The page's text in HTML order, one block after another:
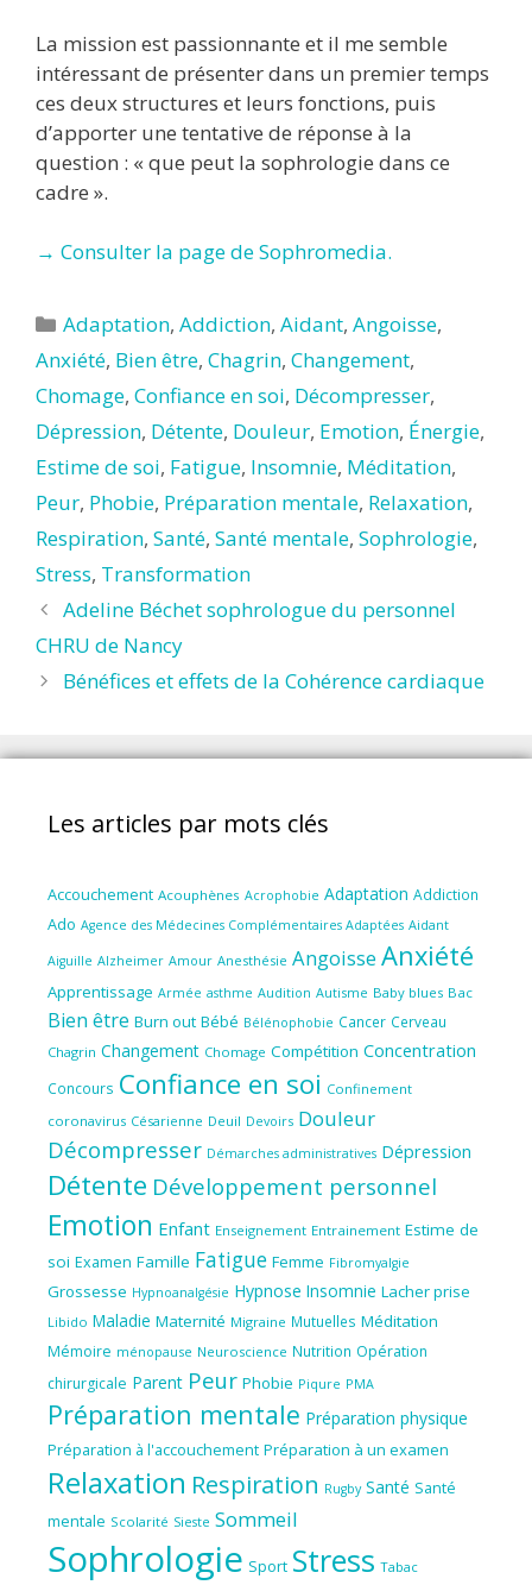
La mission est passionnante et il me semble
intéressant de présenter dans un premier temps
ces deux structures et leurs fonctions, puis
d’apporter une tentative de réponse à la
question : « que peut la sophrologie dans ce
cadre ».
→ Consulter la page de Sophromedia.
Catégories
Adaptation,Addiction,Aidant,Angoisse,
Anxiété, Bien être, Chagrin, Changement,
Chomage, Confiance en soi, Décompresser,
Dépression, Détente, Douleur, Emotion, Énergie,
Estime de soi, Fatigue, Insomnie, Méditation,
Peur, Phobie, Préparation mentale, Relaxation,
Respiration, Santé, Santé mentale, Sophrologie,
Stress, Transformation
Adeline Béchet sophrologue du personnel
CHRU de Nancy
Bénéfices et effets de la Cohérence cardiaque
Les articles par mots clés
Accouchement Acouphènes Acrophobie Adaptation Addiction
Ado Agence des Médecines Complémentaires Adaptées Aidant
Aiguille Alzheimer Amour Anesthésie Angoisse Anxiété
Apprentissage Armée asthme Audition Autisme Baby blues Bac
Bien être Burn out Bébé Bélénophobie Cancer Cerveau
Chagrin Changement Chomage Compétition Concentration
Concours Confiance en soi Confinement
coronavirus Césarienne Deuil Devoirs Douleur
Décompresser Démarches administratives Dépression
Détente Développement personnel
Emotion Enfant Enseignement Entrainement Estime de
soi Examen Famille Fatigue Femme Fibromyalgie
Grossesse Hypnoanalgésie Hypnose Insomnie Lacher prise
Libido Maladie Maternité Migraine Mutuelles Méditation
Mémoire ménopause Neuroscience Nutrition Opération
chirurgicale Parent Peur Phobie Piqure PMA
Préparation mentale Préparation physique
Préparation à l'accouchement Préparation à un examen
Relaxation Respiration Rugby Santé Santé
mentale Scolarité Sieste Sommeil
Sophrologie Sport Stress Tabac